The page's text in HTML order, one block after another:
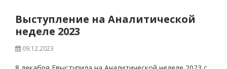
Выступление на Аналитической
неделе 2023
09.12.2023